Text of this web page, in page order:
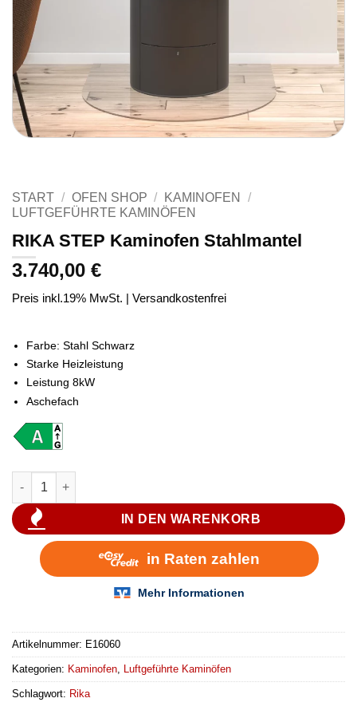
START / OFEN SHOP / KAMINOFEN
/
LUFTGEFÜHRTE KAMINÖFEN
RIKA STEP Kaminofen Stahlmantel
3.740,00 €
Preis inkl.19% MwSt. | Versandkostenfrei
Farbe: Stahl Schwarz
Starke Heizleistung
Leistung 8kW
Aschefach
RIKA STEP Kaminofen Stahlmantel Menge
IN DEN WARENKORB
Artikelnummer: E16060
Kategorien: Kaminofen Luftgeführte Kaminöfen
Schlagwort: Rika